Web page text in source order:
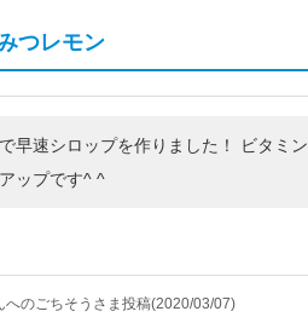
つレモン
早速シロップを作りました！ ビタミン
ップです^ ^
のごちそうさま投稿(2020/03/07)